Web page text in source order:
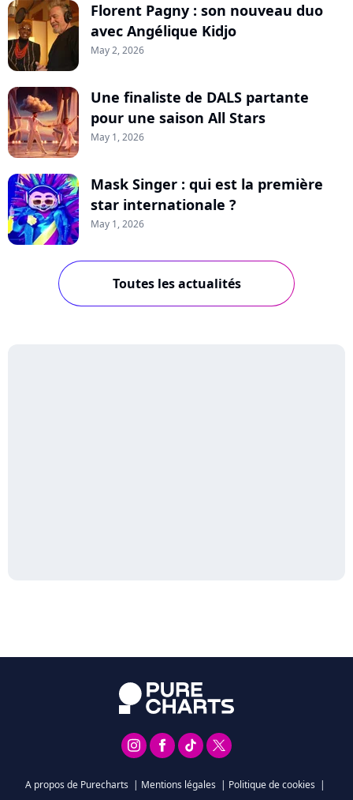
Florent Pagny : son nouveau duo
avec Angélique Kidjo
May 2, 2026
Une finaliste de DALS partante
pour une saison All Stars
May 1, 2026
Mask Singer : qui est la première
star internationale ?
May 1, 2026
Toutes les actualités
A propos de Purecharts | Mentions légales | Politique de cookies |